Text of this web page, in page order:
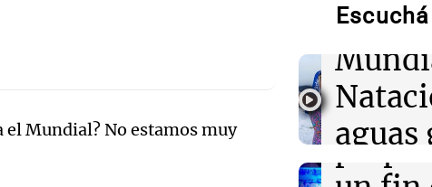
el Mundial? No estamos muy
ciudad de
interiorizarse
22:05 Tecnología
Exhibe tu
Disrupt 2026
miles de
aguas
frente
Audio.